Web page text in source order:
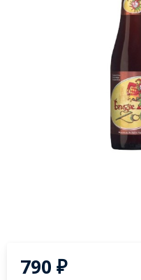
790₽